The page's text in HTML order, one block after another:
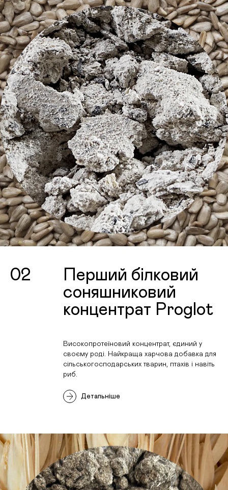
02
Перший білковий
соняшниковий
концентрат Proglot
Високопротеїновий концентрат, єдиний у
своєму роді. Найкраща харчова добавка для
сільськогосподарських тварин, птахів і навіть
риб.
Детальніше